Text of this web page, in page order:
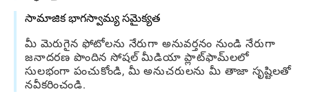
సామాజిక భాగస్వామ్య సమైక్యత
మీ మెరుగైన ఫోటోలను నేరుగా అనువర్తనం నుండి నేరుగా
జనాదరణ పొందిన సోషల్ మీడియా ప్లాట్‌ఫామ్‌లలో
సులభంగా పంచుకోండి, మీ అనుచరులను మీ తాజా సృష్టిలతో
నవీకరించండి.